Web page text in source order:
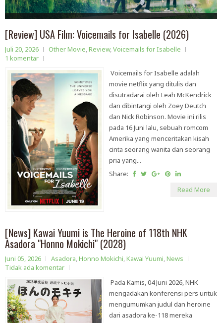
[Review] USA Film: Voicemails for Isabelle (2026)
Juli 20, 2026 Other Movie,Review,Voicemails for Isabelle
1 komentar
Voicemails for Isabelle adalah
movie netflix yang ditulis dan
disutradarai oleh Leah McKendrick
dan dibintangi oleh Zoey Deutch
dan Nick Robinson. Movie ini rilis
pada 16 Juni lalu, sebuah romcom
Amerika yang menceritakan kisah
cinta seorang wanita dan seorang
pria yang...
Share:
Read More
[News] Kawai Yuumi is The Heroine of 118th NHK
Asadora "Honno Mokichi" (2028)
Juni 05, 2026 Asadora,Honno Mokichi,Kawai Yuumi,News
Tidak ada komentar
Pada Kamis, 04 Juni 2026, NHK
mengadakan konferensi pers untuk
mengumumkan judul dan heroine
dari asadora ke-118 mereka